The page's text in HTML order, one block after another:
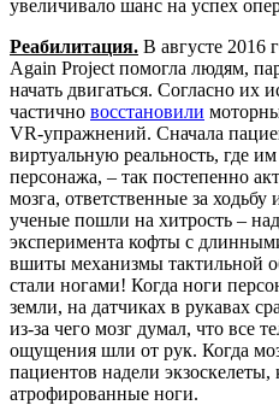
увеличивало шанс на успех
Реабилитация. В августе 2016
Again Project помогла людям,
начать двигаться. Согласно их
частично восстановили
VR-упражнений. Сначала
виртуальную реальность, где
персонажа, – так постепенно
мозга, ответственные за
ученые пошли на хитрость –
эксперимента кофты с
вшиты механизмы тактильной
стали ногами! Когда ноги
земли, на датчиках в рукавах
из-за чего мозг думал, что все
ощущения шли от рук. Когда
пациентов надели
атрофированные ноги.